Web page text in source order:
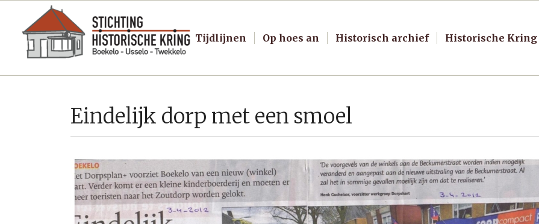
Tijdlijnen Op hoes an Historisch archief Historische Kring
Eindelijk dorp met een smoel